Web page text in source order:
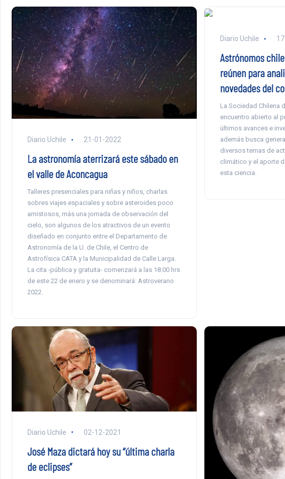
Diario Uchile 21-01-2022
La astronomía aterrizará este sábado en
el valle de Aconcagua
Talleres presenciales para niñas y niños, charlas
sobres viajes espaciales y sobre asteroides poco
amistosos, más una jornada de observación del
cielo, son algunos de los atractivos de un evento
diseñado en conjunto entre el Departamento de
Astronomía de la U. de Chile, el Centro de
Astrofísica CATA y la Municipalidad de Calle Larga.
La cita -pública y gratuita- comenzará a las 18:00 hrs
de este 22 de enero y se denominará: Astroverano
2022.
Diario Uchile
Astrónomos
reúnen para
novedades del
La Sociedad Chilena
encuentro abierto al
últimos avances e
además busca
diversos temas de
climático y el aporte
esta ciencia.
Diario Uchile 02-12-2021
José Maza dictará hoy su “última charla
de eclipses”